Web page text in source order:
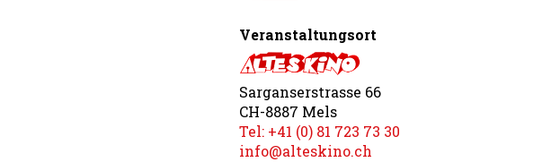
Veranstaltungsort
Sarganserstrasse 66
CH-8887 Mels
Tel: +41 (0) 81 723 73 30
info@alteskino.ch